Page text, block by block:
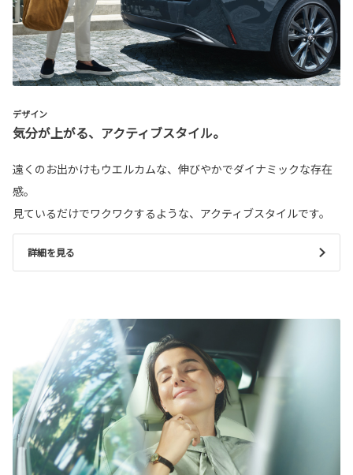
デザイン
気分が上がる、アクティブスタイル。
遠くのお出かけもウエルカムな、伸びやかでダイナミックな存在
感。
見ているだけでワクワクするような、アクティブスタイルです。
詳細を見る